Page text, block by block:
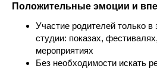
Положительные эмоции и
Участие родителей только
студии: показах,
мероприятиях
Без необходимости искать